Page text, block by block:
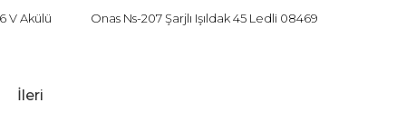
V Akülü Onas Ns-207 Şarjlı Işıldak 45 Ledli 08469
İleri